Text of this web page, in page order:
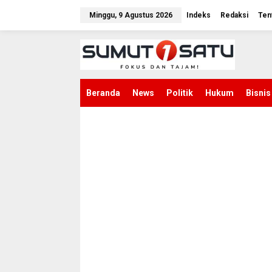
Minggu, 9 Agustus 2026 Indeks Redaksi
Beranda News Politik Hukum Bisnis